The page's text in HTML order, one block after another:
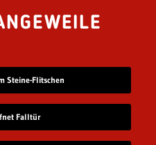
Steine-Flitschen
Falltür